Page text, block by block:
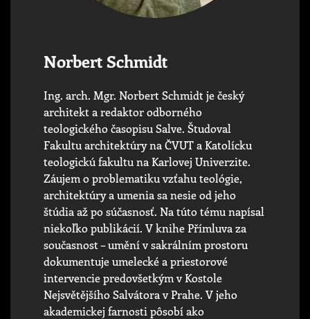
Norbert Schmidt
Ing. arch. Mgr. Norbert Schmidt je český
architekt a redaktor odborného
teologického časopisu Salve. Študoval
Fakultu architektúry na ČVUT a Katolícku
teologickú fakultu na Karlovej Univerzite.
Záujem o problematiku vzťahu teológie,
architektúry a umenia sa nesie od jeho
štúdia až po súčasnosť. Na túto tému napísal
niekoľko publikácií. V knihe Přímluva za
současnost – umění v sakrálním prostoru
dokumentuje umelecké a priestorové
intervencie predovšetkým v Kostole
Nejsvětějšího Salvátora v Prahe. V jeho
akademickej farnosti pôsobí ako